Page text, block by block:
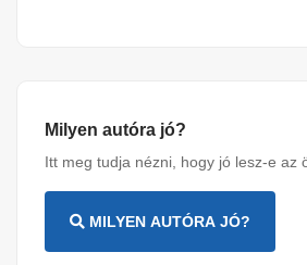
Milyen autóra jó?
Itt meg tudja nézni, hogy jó lesz-e az
MILYEN AUTÓRA JÓ?